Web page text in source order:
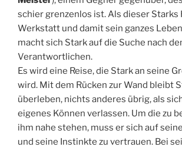
schier grenzenlos ist. Als dieser Starks
Werkstatt und damit sein ganzes
macht sich Stark auf die Suche nach
Verantwortlichen.
Es wird eine Reise, die Stark an seine
wird. Mit dem Rücken zur Wand bleibt
überleben, nichts anderes übrig, als
eigenes Können verlassen. Um die zu
ihm nahe stehen, muss er sich auf
und seine Instinkte zu vertrauen. Bei